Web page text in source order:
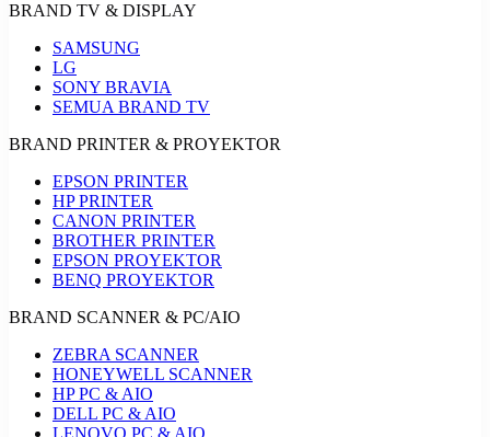
BRAND TV & DISPLAY
SAMSUNG
LG
SONY BRAVIA
SEMUA BRAND TV
BRAND PRINTER & PROYEKTOR
EPSON PRINTER
HP PRINTER
CANON PRINTER
BROTHER PRINTER
EPSON PROYEKTOR
BENQ PROYEKTOR
BRAND SCANNER & PC/AIO
ZEBRA SCANNER
HONEYWELL SCANNER
HP PC & AIO
DELL PC & AIO
LENOVO PC & AIO